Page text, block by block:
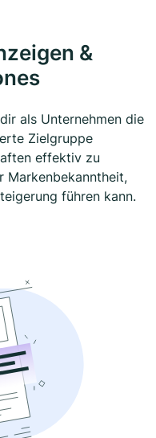
&
als Unternehmen die
Zielgruppe
effektiv zu
Markenbekanntheit,
führen kann.